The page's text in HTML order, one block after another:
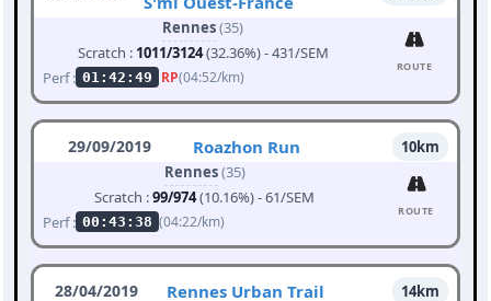
Rennes(35)
Scratch : 1011/3124(32.36%) - 431/SEM
Perf : 01:42:49 RP(04:52/km)
ROUTE
29/09/2019 Roazhon Run
10km
Rennes(35)
Scratch :99/974(10.16%) - 61/SEM
Perf : 00:43:38 (04:22/km)
ROUTE
28/04/2019 Rennes Urban Trail
14km